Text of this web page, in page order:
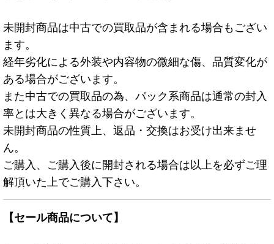
未開封商品は中古での買取品が含まれる場合もござい
ます。
経年劣化による外装や内容物の微細な傷、品質変化が
ある場合がございます。
また中古での買取品の為、パック系商品は通常の封入
率とは大きく異なる場合がございます。
未開封商品の性質上、返品・交換はお受け出来ませ
ん。
ご購入、ご購入後に開封される場合は以上を必ずご理
解頂いた上でご購入下さい。
【セール商品について】